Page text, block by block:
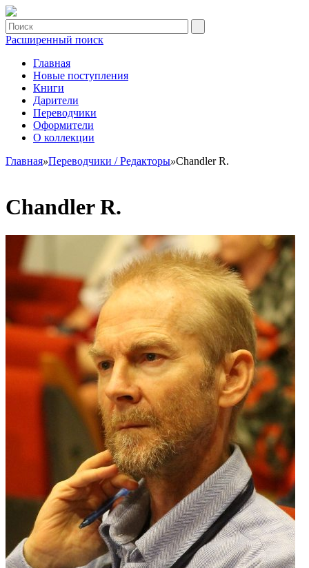
Расширенный поиск
Главная
Новые поступления
Книги
Дарители
Переводчики
Оформители
О коллекции
Главная»Переводчики / Редакторы»Chandler R.
Chandler R.